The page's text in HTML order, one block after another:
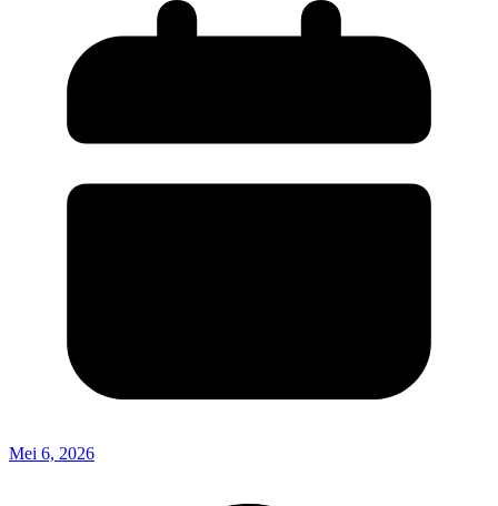
Mei 6, 2026